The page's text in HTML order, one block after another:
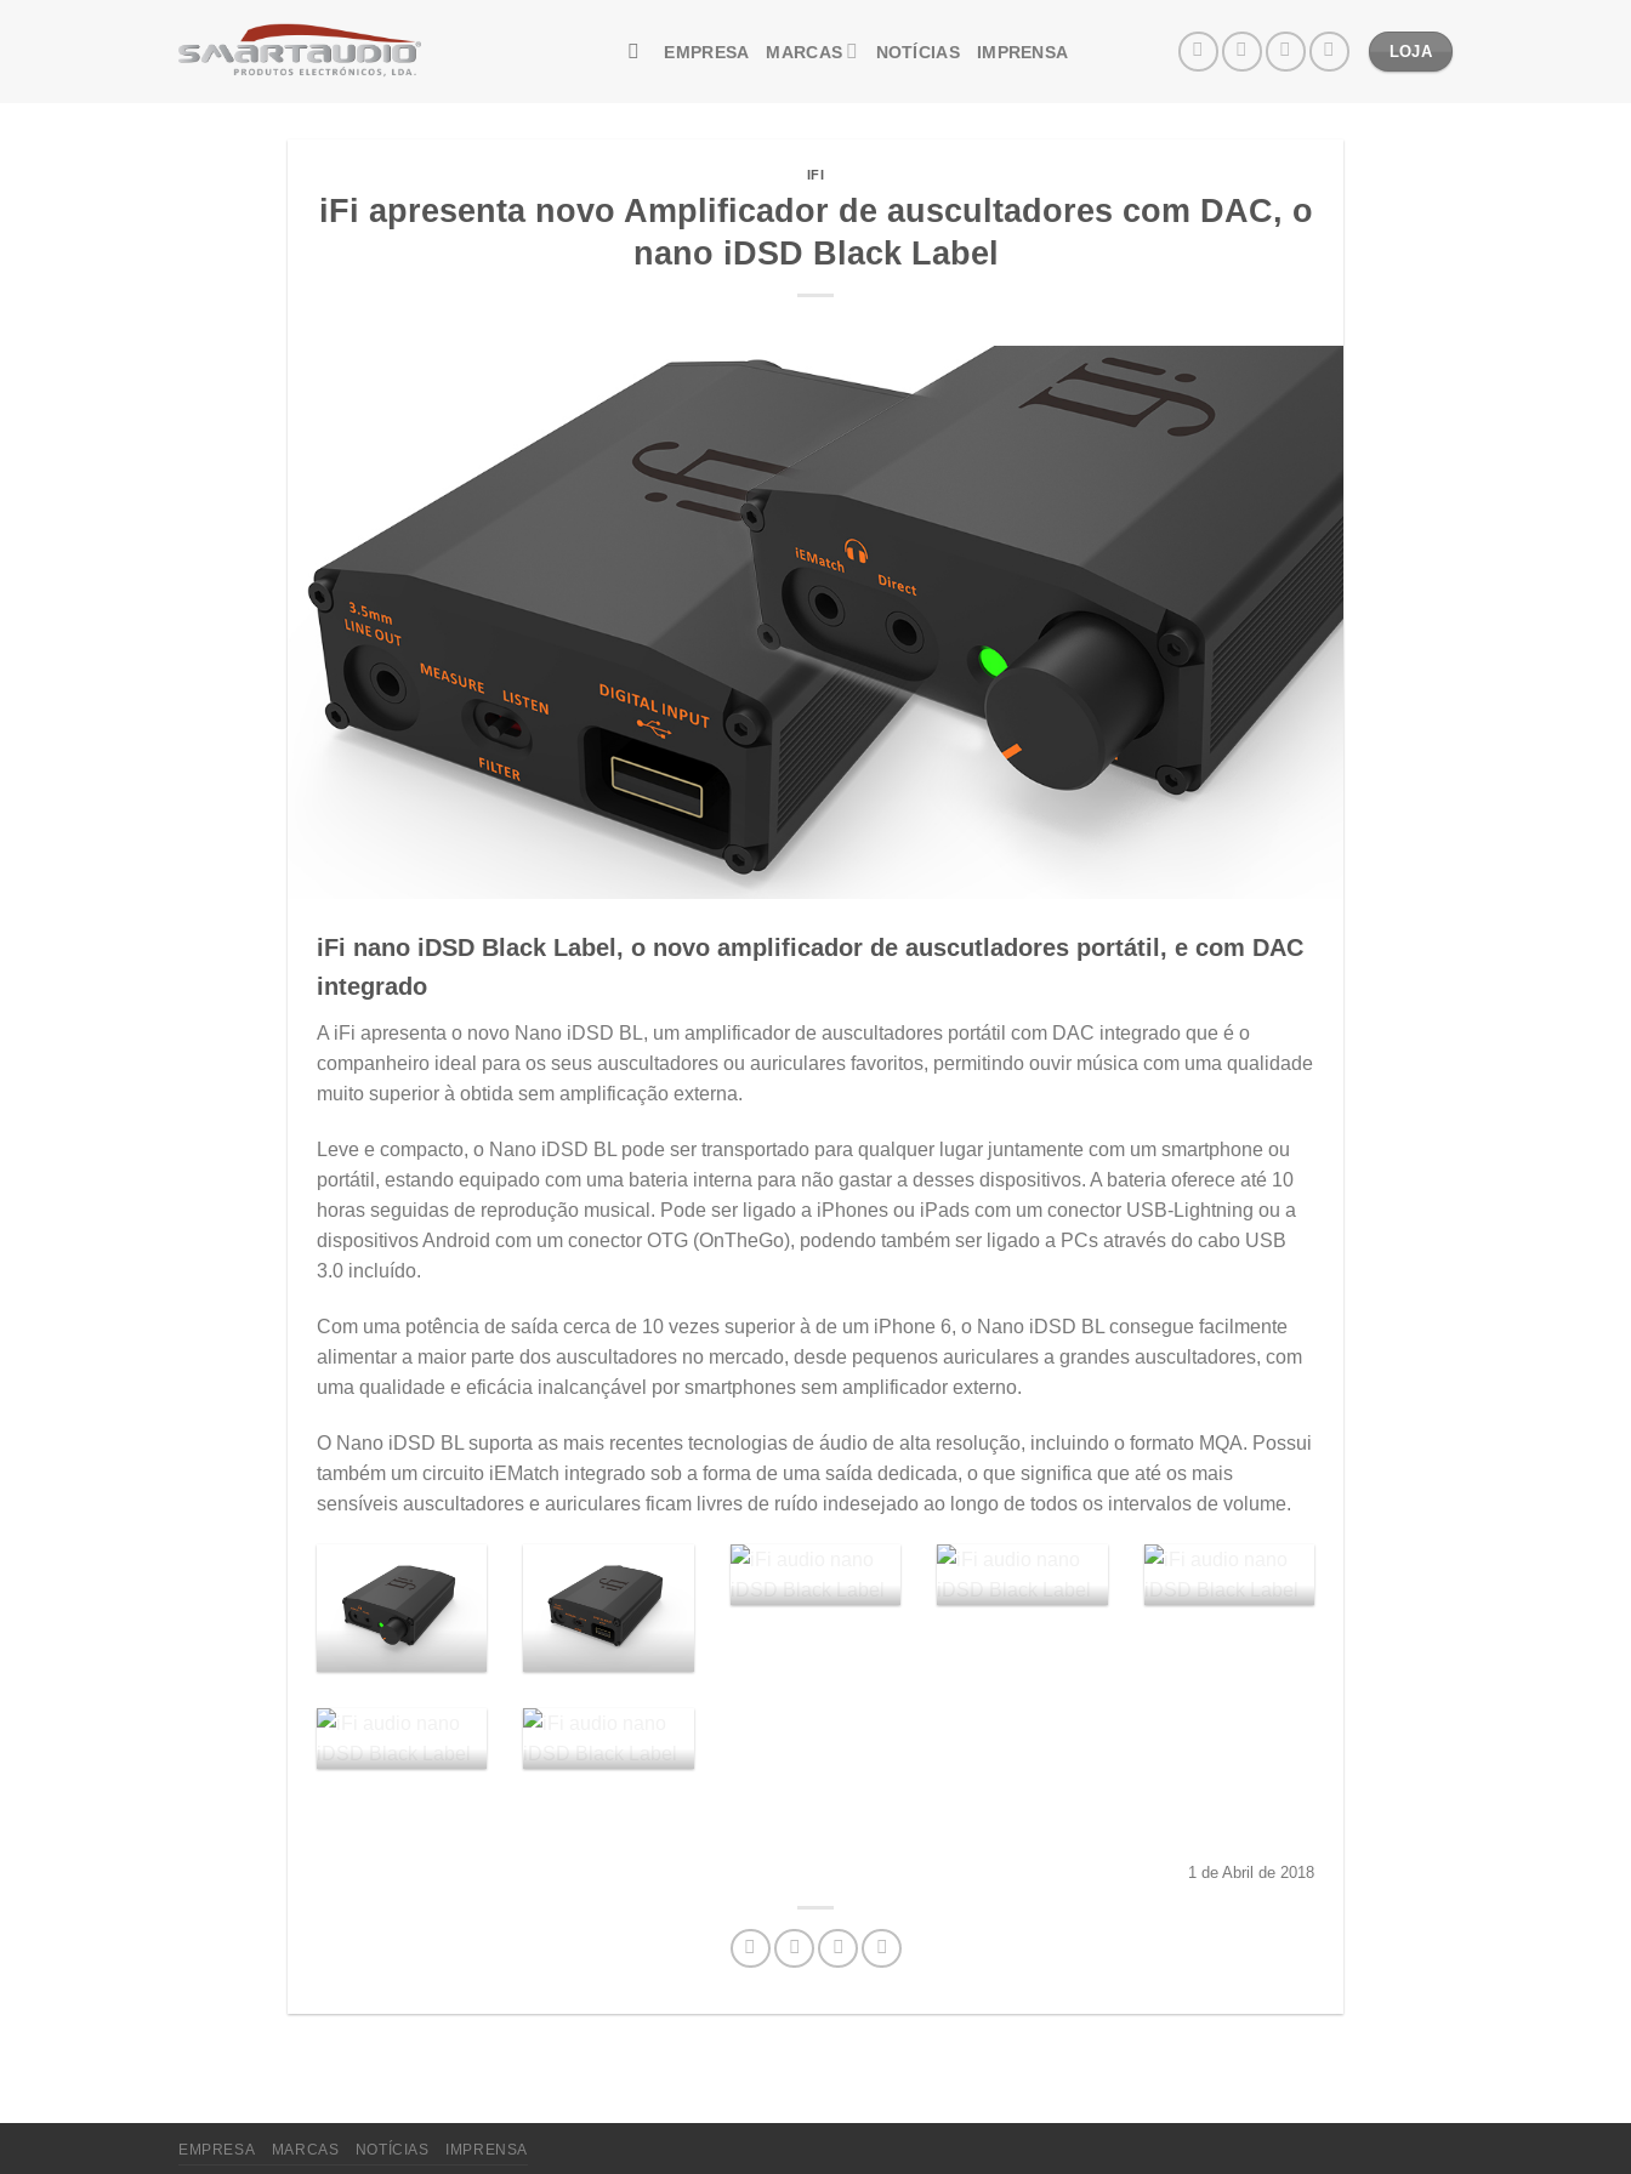
EMPRESA MARCAS NOTÍCIAS IMPRENSA LOJA
IFI
iFi apresenta novo Amplificador de auscultadores com DAC, o
nano iDSD Black Label
iFi nano iDSD Black Label, o novo amplificador de auscutladores portátil, e com DAC
integrado
A iFi apresenta o novo Nano iDSD BL, um amplificador de auscultadores portátil com DAC integrado que é o
companheiro ideal para os seus auscultadores ou auriculares favoritos, permitindo ouvir música com uma qualidade
muito superior à obtida sem amplificação externa.
Leve e compacto, o Nano iDSD BL pode ser transportado para qualquer lugar juntamente com um smartphone ou
portátil, estando equipado com uma bateria interna para não gastar a desses dispositivos. A bateria oferece até 10
horas seguidas de reprodução musical. Pode ser ligado a iPhones ou iPads com um conector USB-Lightning ou a
dispositivos Android com um conector OTG (OnTheGo), podendo também ser ligado a PCs através do cabo USB
3.0 incluído.
Com uma potência de saída cerca de 10 vezes superior à de um iPhone 6, o Nano iDSD BL consegue facilmente
alimentar a maior parte dos auscultadores no mercado, desde pequenos auriculares a grandes auscultadores, com
uma qualidade e eficácia inalcançável por smartphones sem amplificador externo.
O Nano iDSD BL suporta as mais recentes tecnologias de áudio de alta resolução, incluindo o formato MQA. Possui
também um circuito iEMatch integrado sob a forma de uma saída dedicada, o que significa que até os mais
sensíveis auscultadores e auriculares ficam livres de ruído indesejado ao longo de todos os intervalos de volume.
1 de Abril de 2018
EMPRESA MARCAS NOTÍCIAS IMPRENSA